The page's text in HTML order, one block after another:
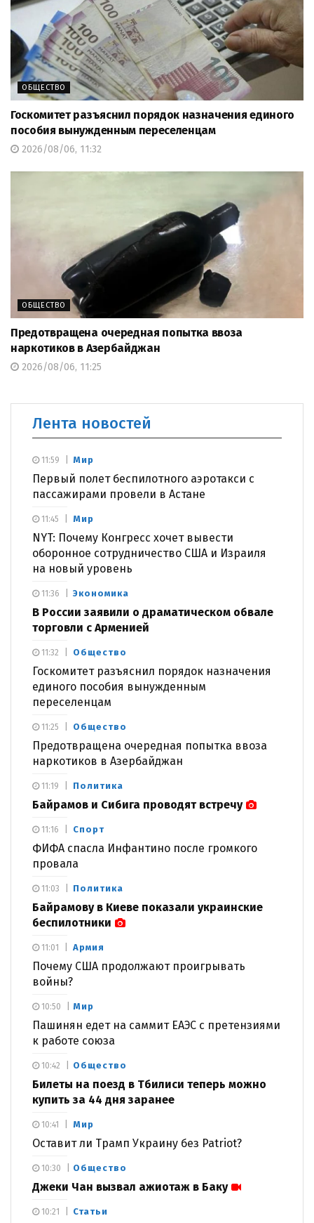
ОБЩЕСТВО
Госкомитет разъяснил порядок назначения единого
пособия вынужденным переселенцам
2026/08/06, 11:32
ОБЩЕСТВО
Предотвращена очередная попытка ввоза
наркотиков в Азербайджан
2026/08/06, 11:25
Лента новостей
Мир
Первый полет беспилотного аэротакси с
пассажирами провели в Астане
11:59
Мир
NYT: Почему Конгресс хочет вывести
оборонное сотрудничество США и Израиля
на новый уровень
11:45
Экономика
В России заявили о драматическом обвале
торговли с Арменией
11:36
Общество
Госкомитет разъяснил порядок назначения
единого пособия вынужденным
переселенцам
11:32
Общество
Предотвращена очередная попытка ввоза
наркотиков в Азербайджан
11:25
Политика
Байрамов и Сибига проводят встречу
11:19
Спорт
ФИФА спасла Инфантино после громкого
провала
11:16
Политика
Байрамову в Киеве показали украинские
беспилотники
11:03
Армия
Почему США продолжают проигрывать
войны?
11:01
Мир
Пашинян едет на саммит ЕАЭС с претензиями
к работе союза
10:50
Общество
Билеты на поезд в Тбилиси теперь можно
купить за 44 дня заранее
10:42
Мир
Оставит ли Трамп Украину без Patriot?
10:41
Общество
Джеки Чан вызвал ажиотаж в Баку
10:30
Статьи
10:21